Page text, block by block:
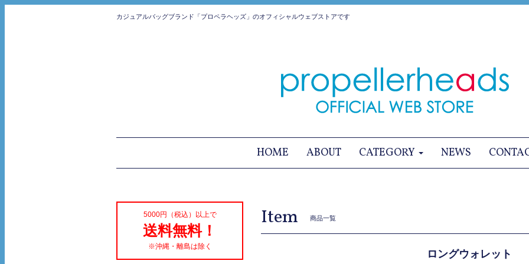
カジュアルバッグブランド「プロペラヘッズ」のオフィシャルウェブストアです
HOME ABOUT CATEGORY NEWS
Item 商品一覧
ロングウォレット
5000円（税込）以上で
送料無料！
※沖縄・離島は除く